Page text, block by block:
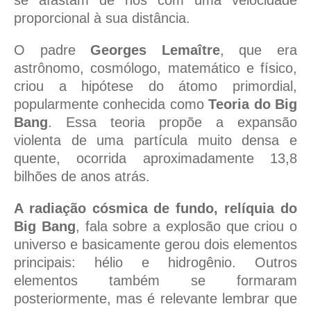
proporcional à sua distância.
O padre Georges Lemaître, que era
astrônomo, cosmólogo, matemático e físico,
criou a hipótese do átomo primordial,
popularmente conhecida comoTeoria do Big
Bang. Essa teoria propõe a expansão
violenta de uma partícula muito densa e
quente, ocorrida aproximadamente 13,8
bilhões de anos atrás.
A radiação cósmica de fundo, relíquia do
Big Bang, fala sobre a explosão que criou o
universo e basicamente gerou dois elementos
principais: hélio e hidrogênio. Outros
elementos também se formaram
posteriormente, mas é relevante lembrar que